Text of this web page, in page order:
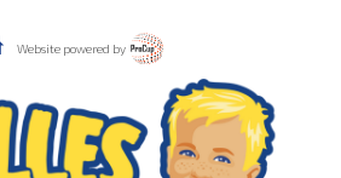
Website powered by